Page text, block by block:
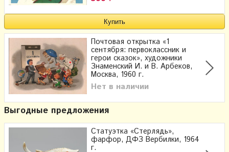
Почтовая открытка «1
сентября: первоклассник и
герои сказок», художники
Знаменский И. и В. Арбеков,
Москва, 1960 г.
Нет в наличии
Выгодные предложения
Статуэтка «Стерлядь»,
фарфор, ДФЗ Вербилки, 1964
г.